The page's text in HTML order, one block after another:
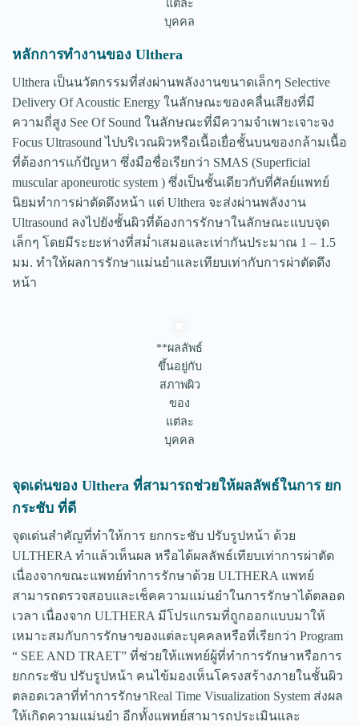
แต่ละ
บุคคล
หลักการทำงานของ Ulthera
Ulthera เป็นนวัตกรรมที่ส่งผ่านพลังงานขนาดเล็กๆ Selective
Delivery Of Acoustic Energy ในลักษณะของคลื่นเสียงที่มี
ความถี่สูง See Of Sound ในลักษณะที่มีความจำเพาะเจาะจง
Focus Ultrasound ไปบริเวณผิวหรือเนื้อเยื่อชั้นบนของกล้ามเนื้อ
ที่ต้องการแก้ปัญหา ซึ่งมือชื่อเรียกว่า SMAS (Superficial
muscular aponeurotic system ) ซึ่งเป็นชั้นเดียวกับที่ศัลย์แพทย์
นิยมทำการผ่าตัดดึงหน้า แต่ Ulthera จะส่งผ่านพลังงาน
Ultrasound ลงไปยังชั้นผิวที่ต้องการรักษาในลักษณะแบบจุด
เล็กๆ โดยมีระยะห่างที่สม่ำเสมอและเท่ากันประมาณ 1 – 1.5
มม. ทำให้ผลการรักษาแม่นยำและเทียบเท่ากับการผ่าตัดดึง
หน้า
**ผลลัพธ์
ขึ้นอยู่กับ
สภาพผิว
ของ
แต่ละ
บุคคล
จุดเด่นของ Ulthera ที่สามารถช่วยให้ผลลัพธ์ในการ ยก
กระชับ ที่ดี
จุดเด่นสำคัญที่ทำให้การ ยกกระชับ ปรับรูปหน้า ด้วย
ULTHERA ทำแล้วเห็นผล หรือได้ผลลัพธ์เทียบเท่าการผ่าตัด
เนื่องจากขณะแพทย์ทำการรักษาด้วย ULTHERA แพทย์
สามารถตรวจสอบและเช็คความแม่นยำในการรักษาได้ตลอด
เวลา เนื่องจาก ULTHERA มีโปรแกรมที่ถูกออกแบบมาให้
เหมาะสมกับการรักษาของแต่ละบุคคลหรือที่เรียกว่า Program
“ SEE AND TRAET” ที่ช่วยให้แพทย์ผู้ที่ทำการรักษาหรือการ
ยกกระชับ ปรับรูปหน้า คนไข้มองเห็นโครงสร้างภายในชั้นผิว
ตลอดเวลาที่ทำการรักษาReal Time Visualization System ส่งผล
ให้เกิดความแม่นยำ อีกทั้งแพทย์สามารถประเมินและ